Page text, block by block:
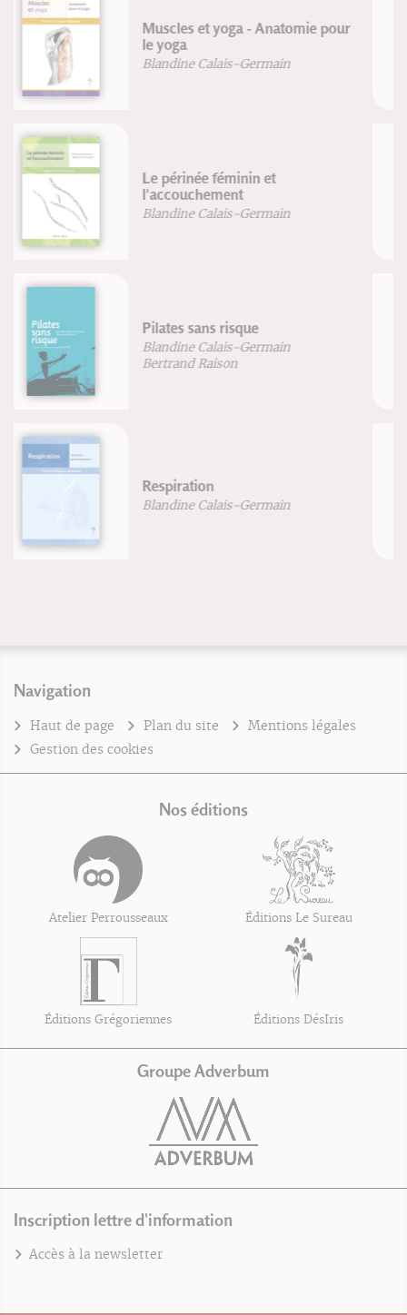
Anatomie pour le mouvement -
Volume 2: Nouvelle édition
Blandine Calais-Germain
Rééducation en résistance
progressive
Blandine Calais-Germain
José Curraladas
VTT EXERCICES
Jean-Paul Stéphan
Le strapping de terrain
Stéphane Morin
Navigation
Haut de page Plan du site
Mentions légales
Gestion des cookies
Nos éditions
Atelier Perrousseaux Éditions Le Sureau
Éditions Grégoriennes Éditions DésIris
Groupe Adverbum
Inscription lettre d'information
Accès à la newsletter